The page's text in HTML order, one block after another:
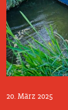
20. März 2025